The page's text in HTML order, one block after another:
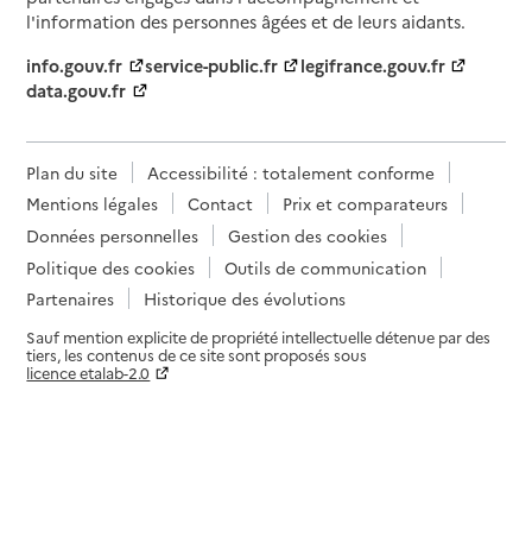
l'information des personnes âgées et de leurs aidants.
info.gouv.fr
service-public.fr
legifrance.gouv.fr
data.gouv.fr
Plan du site
Accessibilité : totalement conforme
Mentions légales
Contact
Prix et comparateurs
Données personnelles
Gestion des cookies
Politique des cookies
Outils de communication
Partenaires
Historique des évolutions
Sauf mention explicite de propriété intellectuelle détenue par des
tiers, les contenus de ce site sont proposés sous
licence etalab-2.0